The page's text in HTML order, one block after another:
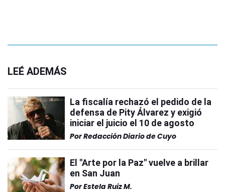
LEÉ ADEMÁS
La fiscalía rechazó el pedido de la
defensa de Pity Álvarez y exigió
iniciar el juicio el 10 de agosto
PorRedacción Diario de Cuyo
El "Arte por la Paz" vuelve a brillar
en San Juan
PorEstela Ruiz M.